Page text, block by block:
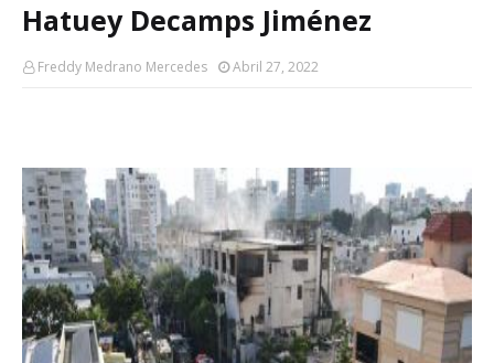
Hatuey Decamps Jiménez
Freddy Medrano Mercedes Abril 27, 2022